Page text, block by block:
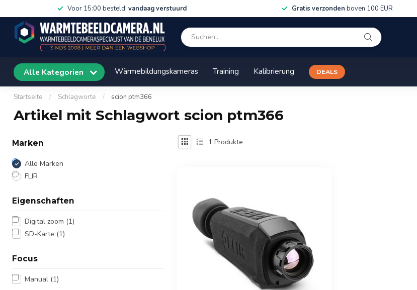
Voor 15:00 besteld, vandaag verstuurd Gratis verzonden boven 100 EUR
Alle Kategorien Wärmebildungskameras Training Kalibrierung DEALS
Startseite / Schlagworte / scion ptm366
Artikel mit Schlagwort scion ptm366
Marken
Alle Marken
FLIR
Eigenschaften
Digital zoom (1)
SD-Karte (1)
Focus
Manual (1)
1 Produkte